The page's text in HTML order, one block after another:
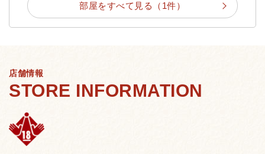
部屋をすべて見る（1件）
店舗情報